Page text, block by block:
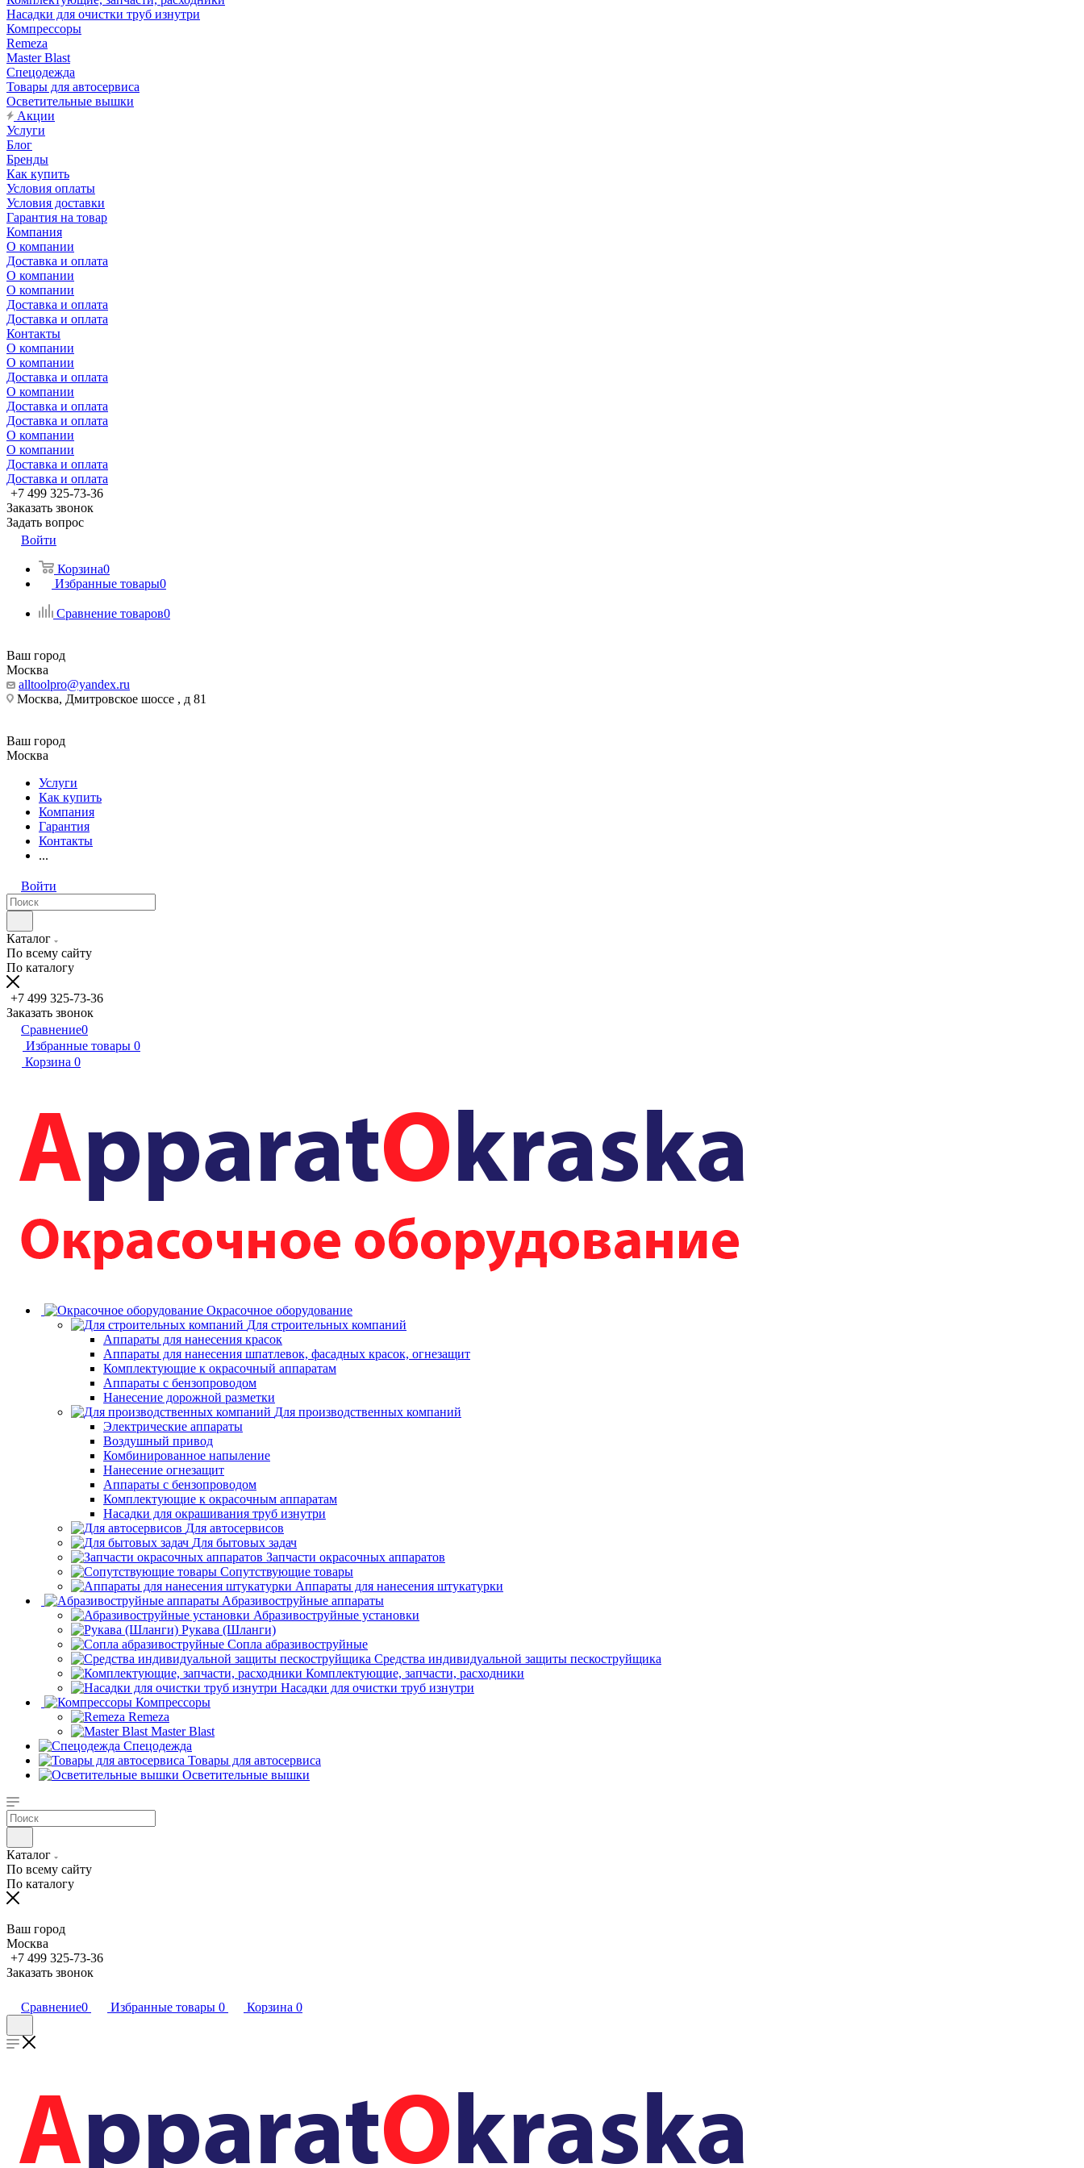
Насадки для очистки труб изнутри
Компрессоры
Remeza
Master Blast
Спецодежда
Товары для автосервиса
Осветительные вышки
Акции
Услуги
Блог
Бренды
Как купить
Условия оплаты
Условия доставки
Гарантия на товар
Компания
О компании
Доставка и оплата
О компании
О компании
Доставка и оплата
Доставка и оплата
Контакты
О компании
О компании
Доставка и оплата
О компании
Доставка и оплата
Доставка и оплата
О компании
О компании
Доставка и оплата
Доставка и оплата
+7 499 325-73-36
Заказать звонок
Задать вопрос
Войти
Корзина0
Избранные товары0
Сравнение товаров0
Ваш город
Москва
alltoolpro@yandex.ru
Москва, Дмитровское шоссе , д 81
Ваш город
Москва
Услуги
Как купить
Компания
Гарантия
Контакты
...
Войти
Каталог
По всему сайту
По каталогу
+7 499 325-73-36
Заказать звонок
Сравнение0
Избранные товары 0
Корзина 0
Окрасочное оборудование
Для строительных компаний
Аппараты для нанесения красок
Аппараты для нанесения шпатлевок, фасадных красок, огнезащит
Комплектующие к окрасочный аппаратам
Аппараты с бензопроводом
Нанесение дорожной разметки
Для производственных компаний
Электрические аппараты
Воздушный привод
Комбинированное напыление
Нанесение огнезащит
Аппараты с бензопроводом
Комплектующие к окрасочным аппаратам
Насадки для окрашивания труб изнутри
Для автосервисов
Для бытовых задач
Запчасти окрасочных аппаратов
Сопутствующие товары
Аппараты для нанесения штукатурки
Aбразивоструйные аппараты
Абразивоструйные установки
Рукава (Шланги)
Сопла абразивоструйные
Средства индивидуальной защиты пескоструйщика
Комплектующие, запчасти, расходники
Насадки для очистки труб изнутри
Компрессоры
Remeza
Master Blast
Спецодежда
Товары для автосервиса
Осветительные вышки
Каталог
По всему сайту
По каталогу
Ваш город
Москва
+7 499 325-73-36
Заказать звонок
Сравнение0 Избранные товары 0 Корзина 0